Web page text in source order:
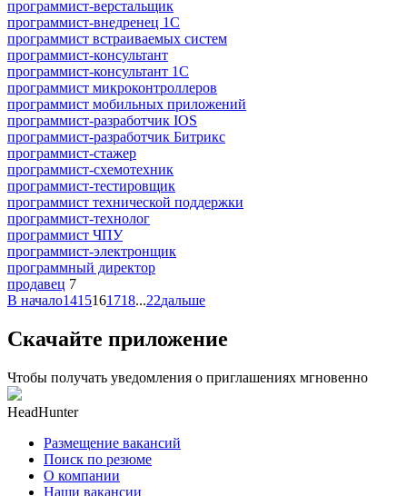
программист-верстальщик
программист-внедренец 1С
программист встраиваемых систем
программист-консультант
программист-консультант 1C
программист микроконтроллеров
программист мобильных приложений
программист-разработчик IOS
программист-разработчик Битрикс
программист-стажер
программист-схемотехник
программист-тестировщик
программист технической поддержки
программист-технолог
программист ЧПУ
программист-электронщик
программный директор
продавец 7
В начало1415161718...22дальше
Скачайте приложение
Чтобы получать уведомления о приглашениях мгновенно
HeadHunter
Размещение вакансий
Поиск по резюме
О компании
Наши вакансии